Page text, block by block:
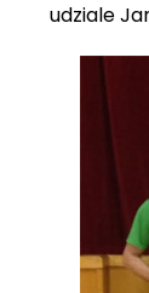
udziale